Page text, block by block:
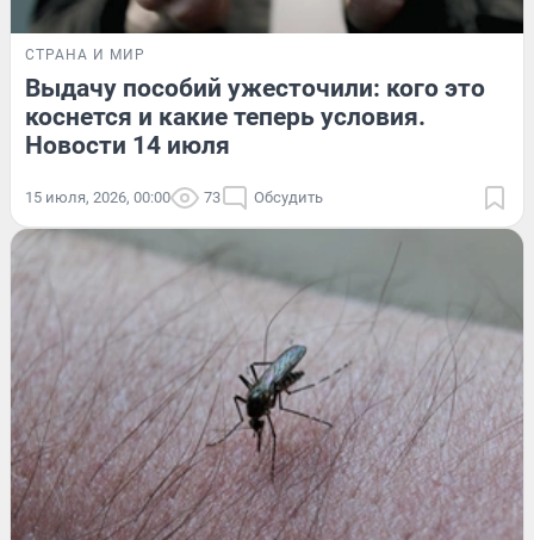
СТРАНА И МИР
Выдачу пособий ужесточили: кого это
коснется и какие теперь условия.
Новости 14 июля
15 июля, 2026, 00:00 73 Обсудить